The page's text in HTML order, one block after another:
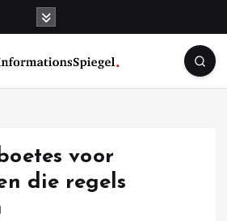
voor
die regels